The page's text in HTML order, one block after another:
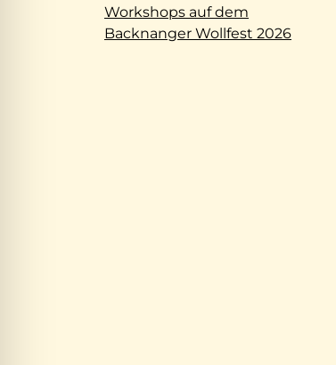
Workshops auf dem
Backnanger Wollfest 2026